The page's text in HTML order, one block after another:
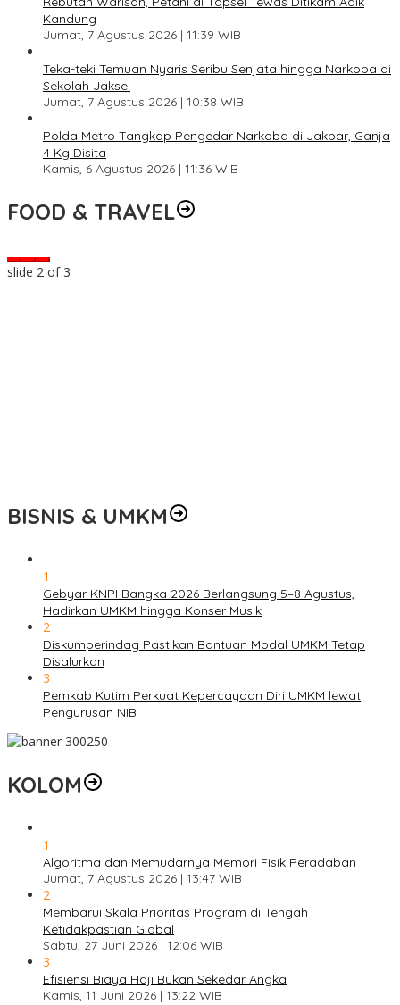
Kandung
Jumat, 7 Agustus 2026 | 11:39 WIB
Teka-teki Temuan Nyaris Seribu Senjata hingga Narkoba di
Sekolah Jaksel
Jumat, 7 Agustus 2026 | 10:38 WIB
Polda Metro Tangkap Pengedar Narkoba di Jakbar, Ganja
4 Kg Disita
Kamis, 6 Agustus 2026 | 11:36 WIB
FOOD & TRAVEL
slide 2 of 3
BISNIS & UMKM
1
Gebyar KNPI Bangka 2026 Berlangsung 5–8 Agustus,
Hadirkan UMKM hingga Konser Musik
2
Diskumperindag Pastikan Bantuan Modal UMKM Tetap
Disalurkan
3
Pemkab Kutim Perkuat Kepercayaan Diri UMKM lewat
Pengurusan NIB
KOLOM
1
Algoritma dan Memudarnya Memori Fisik Peradaban
Jumat, 7 Agustus 2026 | 13:47 WIB
2
Membarui Skala Prioritas Program di Tengah
Ketidakpastian Global
Sabtu, 27 Juni 2026 | 12:06 WIB
3
Efisiensi Biaya Haji Bukan Sekedar Angka
Kamis, 11 Juni 2026 | 13:22 WIB